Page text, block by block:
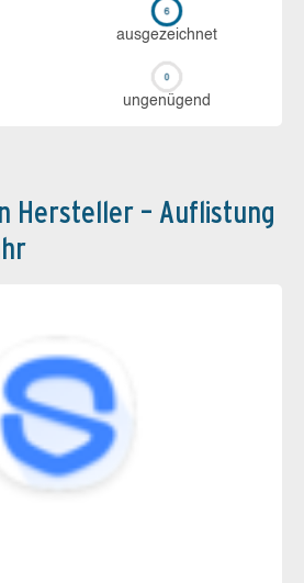
aus­ge­zeich­net
un­ge­nü­gend
Hersteller – Auflistung